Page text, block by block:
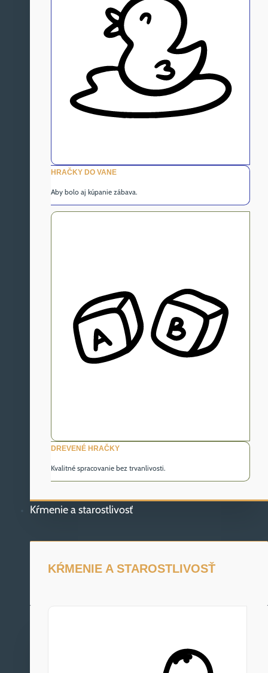
HRAČKY DO VANE
Aby bolo aj kúpanie zábava.
DREVENÉ HRAČKY
Kvalitné spracovanie bez trvanlivosti.
Kŕmenie a starostlivosť
KŔMENIE A STAROSTLIVOSŤ